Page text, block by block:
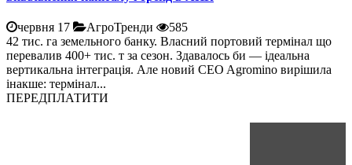
червня 17 АгроТренди
585
42 тис. га земельного банку. Власний портовий термінал що
перевалив 400+ тис. т за сезон. Здавалось би — ідеальна
вертикальна інтеграція. Але новий CEO Agromino вирішила
інакше: термінал...
ПЕРЕДПЛАТИТИ